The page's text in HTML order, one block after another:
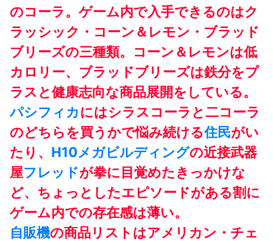
のコーラ。ゲーム内で入手できるのはク
ラッシック・コーン＆レモン・ブラッド
ブリーズの三種類。コーン＆レモンは低
カロリー、ブラッドブリーズは鉄分をプ
ラスと健康志向な商品展開をしている。
パシフィカにはシラスコーラと二コーラ
のどちらを買うかで悩み続ける住民がい
たり、 H10メガビルディングの近接武器
屋フレッドが拳に目覚めたきっかけな
ど、ちょっとしたエピソードがある割に
ゲーム内での存在感は薄い。
自販機の商品リストはアメリカン・チェ